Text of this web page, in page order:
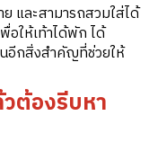
และสามารถสวมใส่ได้
อให้เท้าได้พัก ได้
นอีกสิ่งสำคัญที่ช่วยให้
ต้องรีบหา